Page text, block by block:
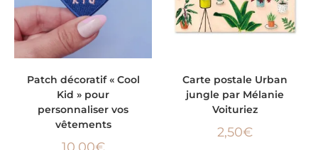
Patch décoratif « Cool
Kid » pour
personnaliser vos
vêtements
Carte postale Urban
jungle par Mélanie
Voituriez
2,50€